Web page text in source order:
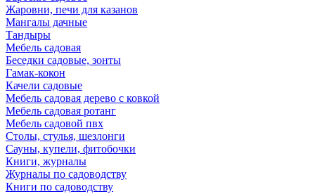
Жаровни, печи для казанов
Мангалы дачные
Тандыры
Мебель садовая
Беседки садовые, зонты
Гамак-кокон
Качели садовые
Мебель садовая дерево с ковкой
Мебель садовая ротанг
Мебель садовой пвх
Столы, стулья, шезлонги
Сауны, купели, фитобочки
Книги, журналы
Журналы по садоводству
Книги по садоводству